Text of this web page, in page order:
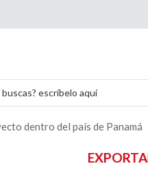
dentro del país de Panamá